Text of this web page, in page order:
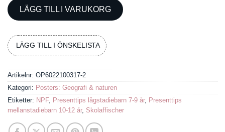
LÄGG TILL I VARUKORG
LÄGG TILL I ÖNSKELISTA
Artikelnr: OP6022100317-2
Kategori: Posters: Geografi & naturen
Etiketter: NPF, Presenttips lågstadiebarn 7-9 år, Presenttips
mellanstadiebarn 10-12 år, Skolaffischer